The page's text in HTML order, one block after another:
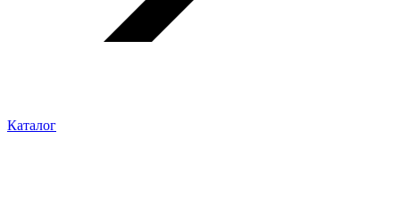
Каталог